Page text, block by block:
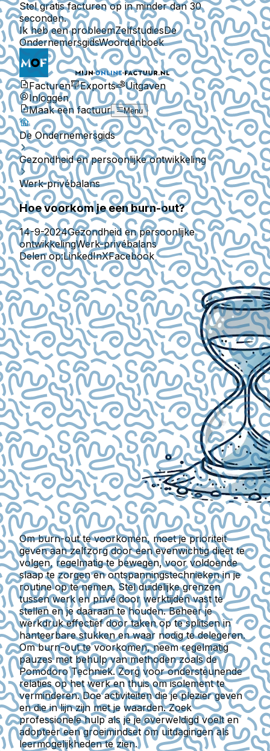
Stel gratis facturen op in minder dan 30
seconden.
Ik heb een probleemZelfstudiesDe
OndernemersgidsWoordenboek
Facturen Exports
Uitgaven
Inloggen
Maak een factuur
Menu
De Ondernemersgids
Gezondheid en persoonlijke ontwikkeling
Werk-privébalans
Hoe voorkom je een burn-out?
14-9-2024Gezondheid en persoonlijke
ontwikkelingWerk-privébalans
Delen op:LinkedInXFacebook
Om burn-out te voorkomen, moet je prioriteit
geven aan zelfzorg door een evenwichtig dieet te
volgen, regelmatig te bewegen, voor voldoende
slaap te zorgen en ontspanningstechnieken in je
routine op te nemen. Stel duidelijke grenzen
tussen werk en privé door werktijden vast te
stellen en je daaraan te houden. Beheer je
werkdruk effectief door taken op te splitsen in
hanteerbare stukken en waar nodig te delegeren.
Om burn-out te voorkomen, neem regelmatig
pauzes met behulp van methoden zoals de
Pomodoro Techniek. Zorg voor ondersteunende
relaties op het werk en thuis om isolement te
verminderen. Doe activiteiten die je plezier geven
en die in lijn zijn met je waarden. Zoek
professionele hulp als je je overweldigd voelt en
adopteer een groeimindset om uitdagingen als
leermogelijkheden te zien.